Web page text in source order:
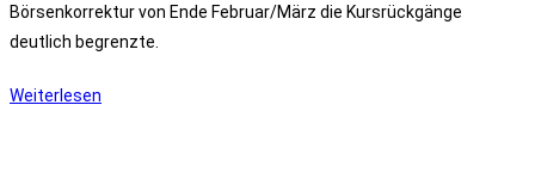
Börsenkorrektur von Ende Februar/März die Kursrückgänge
deutlich begrenzte.
Weiterlesen